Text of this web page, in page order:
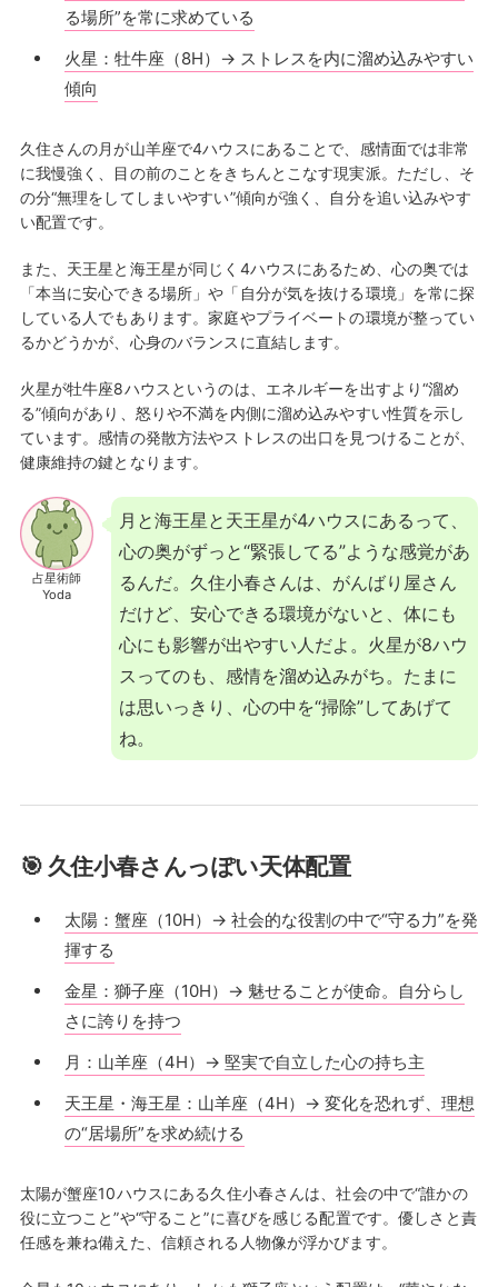
る場所”を常に求めている
火星：牡牛座（8H）→ ストレスを内に溜め込みやすい
傾向
久住さんの月が山羊座で4ハウスにあることで、感情面では非常
に我慢強く、目の前のことをきちんとこなす現実派。ただし、そ
の分“無理をしてしまいやすい”傾向が強く、自分を追い込みやす
い配置です。
また、天王星と海王星が同じく4ハウスにあるため、心の奥では
「本当に安心できる場所」や「自分が気を抜ける環境」を常に探
している人でもあります。家庭やプライベートの環境が整ってい
るかどうかが、心身のバランスに直結します。
火星が牡牛座8ハウスというのは、エネルギーを出すより“溜め
る”傾向があり、怒りや不満を内側に溜め込みやすい性質を示し
ています。感情の発散方法やストレスの出口を見つけることが、
健康維持の鍵となります。
占星術師
Yoda
月と海王星と天王星が4ハウスにあるって、
心の奥がずっと“緊張してる”ような感覚があ
るんだ。久住小春さんは、がんばり屋さん
だけど、安心できる環境がないと、体にも
心にも影響が出やすい人だよ。火星が8ハウ
スってのも、感情を溜め込みがち。たまに
は思いっきり、心の中を“掃除”してあげて
ね。
🎯 久住小春さんっぽい天体配置
太陽：蟹座（10H）→ 社会的な役割の中で“守る力”を発
揮する
金星：獅子座（10H）→ 魅せることが使命。自分らし
さに誇りを持つ
月：山羊座（4H）→ 堅実で自立した心の持ち主
天王星・海王星：山羊座（4H）→ 変化を恐れず、理想
の“居場所”を求め続ける
太陽が蟹座10ハウスにある久住小春さんは、社会の中で“誰かの
役に立つこと”や“守ること”に喜びを感じる配置です。優しさと責
任感を兼ね備えた、信頼される人物像が浮かびます。